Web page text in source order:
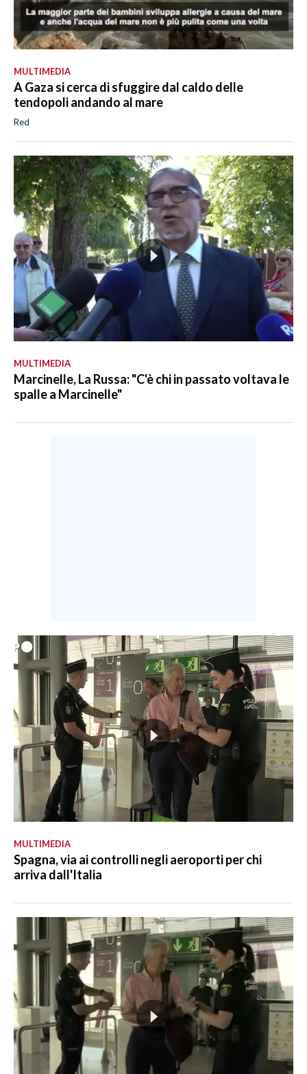
MULTIMEDIA
A Gaza si cerca di sfuggire dal caldo delle
tendopoli andando al mare
Red
MULTIMEDIA
Marcinelle, La Russa: "C'è chi in passato voltava le
spalle a Marcinelle"
MULTIMEDIA
Spagna, via ai controlli negli aeroporti per chi
arriva dall'Italia